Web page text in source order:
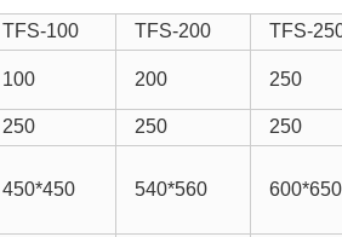
TFS-100 TFS-200 TFS-
100 200 250
250 250 250
450*450 540*560 600*650